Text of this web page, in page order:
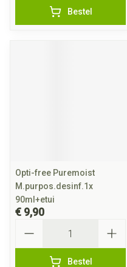
Bestel
Opti-free Puremoist
M.purpos.desinf.1x
90ml+etui
€ 9,90
Bestel